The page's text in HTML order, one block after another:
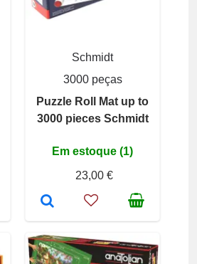
Schmidt
3000 peças
Puzzle Roll Mat up to
3000 pieces Schmidt
Em estoque (1)
23,00 €